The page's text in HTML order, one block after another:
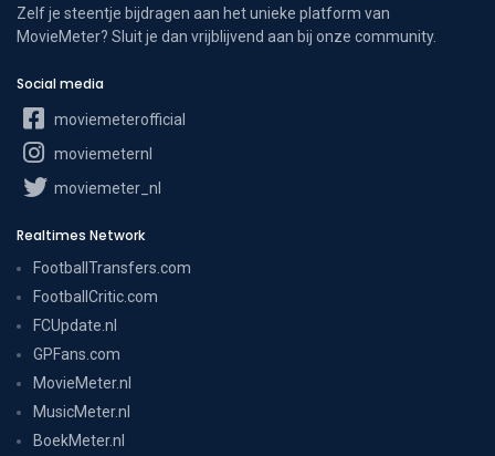
Zelf je steentje bijdragen aan het unieke platform van
MovieMeter? Sluit je dan vrijblijvend aan bij onze community.
Social media
moviemeterofficial
moviemeternl
moviemeter_nl
Realtimes Network
FootballTransfers.com
FootballCritic.com
FCUpdate.nl
GPFans.com
MovieMeter.nl
MusicMeter.nl
BoekMeter.nl